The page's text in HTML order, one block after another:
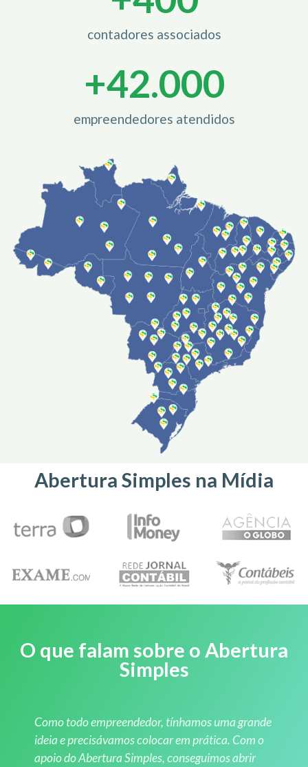
contadores associados
empreendedores atendidos
+42.000
Abertura Simples na Mídia
O que falam sobre o Abertura
Simples
Como todo empreendedor, tínhamos uma grande
ideia e precisávamos colocar em prática. Com o
apoio do Abertura Simples, conseguimos abrir